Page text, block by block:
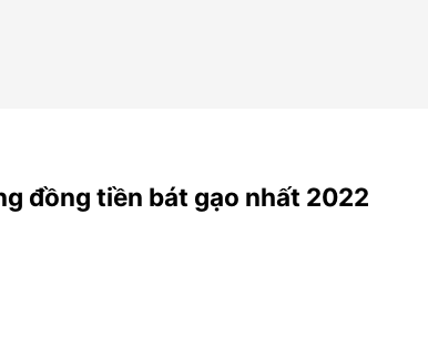
đồng tiền bát gạo nhất 2022